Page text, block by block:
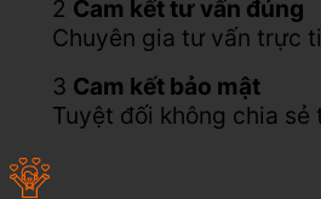
2 Cam kết tư vấn đúng
Chuyên gia tư vấn trực
3 Cam kết bảo mật
Tuyệt đối không chia